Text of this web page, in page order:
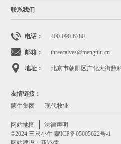
联系我们
电话： 400-090-6780
邮箱： threecalves@mengniu.cn
地址： 北京市朝阳区广化大街数
友情链接：
蒙牛集团
现代牧业
网站地图
法律声明
©2024 三只小牛蒙ICP备05005622号-1